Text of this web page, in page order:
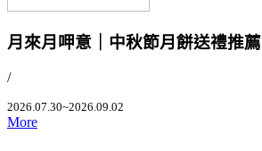
月來月呷意｜中秋節月餅送禮推薦
/
2026.07.30~2026.09.02
More